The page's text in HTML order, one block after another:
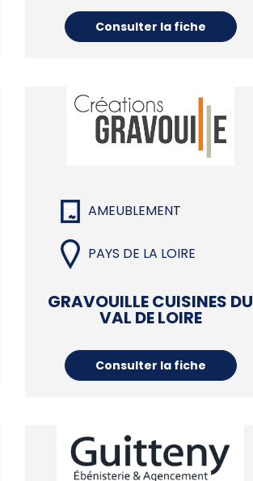
Consulter la fiche
AMEUBLEMENT
PAYS DE LA LOIRE
GRAVOUILLE CUISINES DU
VAL DE LOIRE
Consulter la fiche